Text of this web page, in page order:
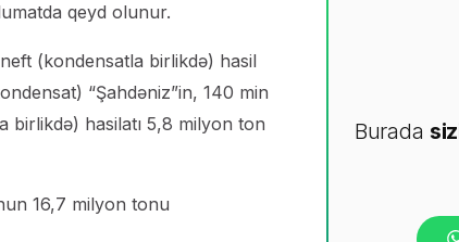
qeyd olunur.
(kondensatla birlikdə) hasil
“Şahdəniz”in, 140 min
birlikdə) hasilatı 5,8 milyon ton
16,7 milyon tonu
Burada